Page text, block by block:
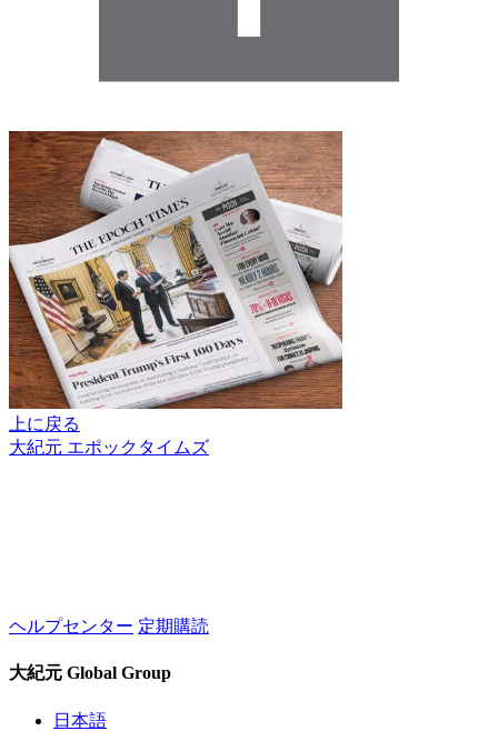
上に戻る
大紀元 エポックタイムズ
ヘルプセンター 定期購読
大紀元 Global Group
日本語